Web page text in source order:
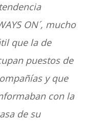
ON´, mucho
que la de
puestos de
y que
con la
de su